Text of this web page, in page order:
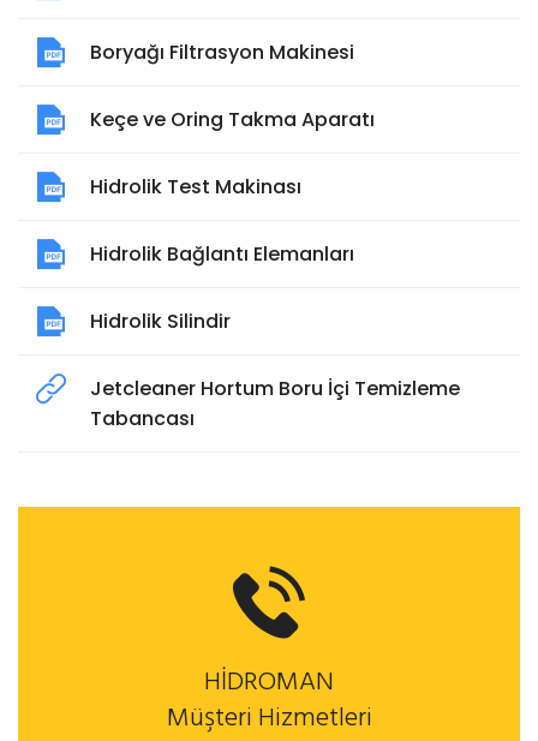
Boryağı Filtrasyon Makinesi
Keçe ve Oring Takma Aparatı
Hidrolik Test Makinası
Hidrolik Bağlantı Elemanları
Hidrolik Silindir
Jetcleaner Hortum Boru İçi Temizleme
Tabancası
HİDROMAN
Müşteri Hizmetleri